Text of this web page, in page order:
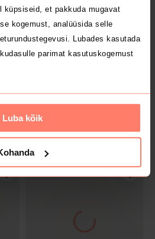
küpsiseid, et pakkuda mugavat
kogemust, analüüsida selle
Lubades kasutada
parimat kasutuskogemust
Luba kõik
128 15.9 € 122/128